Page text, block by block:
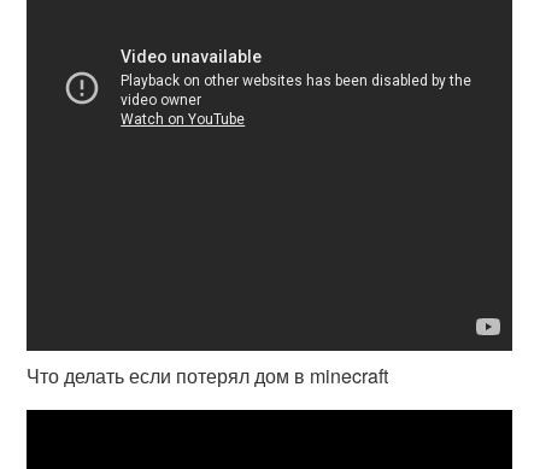
Что делать если потерял дом в minecraft